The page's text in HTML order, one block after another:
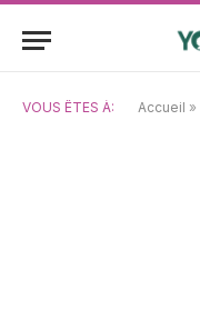
VOUS ÊTES À: Accueil »